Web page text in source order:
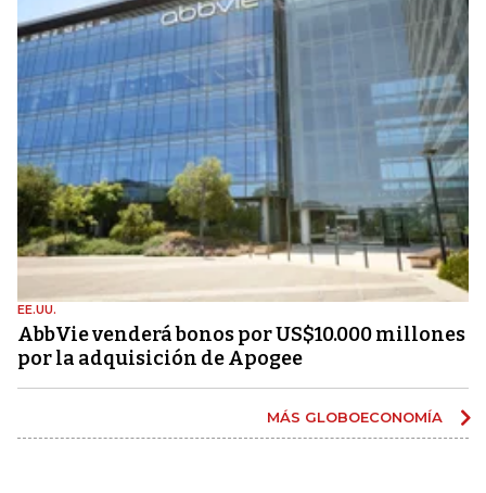
EE.UU.
AbbVie venderá bonos por US$10.000 millones
por la adquisición de Apogee
MÁS GLOBOECONOMÍA